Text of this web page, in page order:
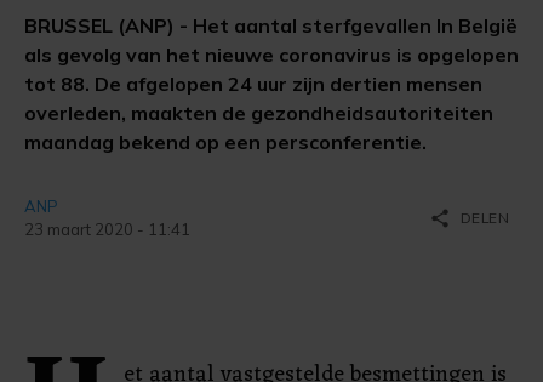
BRUSSEL (ANP) - Het aantal sterfgevallen In België
als gevolg van het nieuwe coronavirus is opgelopen
tot 88. De afgelopen 24 uur zijn dertien mensen
overleden, maakten de gezondheidsautoriteiten
maandag bekend op een persconferentie.
ANP
23 maart 2020 - 11:41
share DELEN